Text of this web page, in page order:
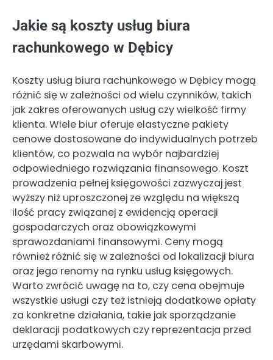
Jakie są koszty usług biura
rachunkowego w Dębicy
Koszty usług biura rachunkowego w Dębicy mogą
różnić się w zależności od wielu czynników, takich
jak zakres oferowanych usług czy wielkość firmy
klienta. Wiele biur oferuje elastyczne pakiety
cenowe dostosowane do indywidualnych potrzeb
klientów, co pozwala na wybór najbardziej
odpowiedniego rozwiązania finansowego. Koszt
prowadzenia pełnej księgowości zazwyczaj jest
wyższy niż uproszczonej ze względu na większą
ilość pracy związanej z ewidencją operacji
gospodarczych oraz obowiązkowymi
sprawozdaniami finansowymi. Ceny mogą
również różnić się w zależności od lokalizacji biura
oraz jego renomy na rynku usług księgowych.
Warto zwrócić uwagę na to, czy cena obejmuje
wszystkie usługi czy też istnieją dodatkowe opłaty
za konkretne działania, takie jak sporządzanie
deklaracji podatkowych czy reprezentacja przed
urzędami skarbowymi.